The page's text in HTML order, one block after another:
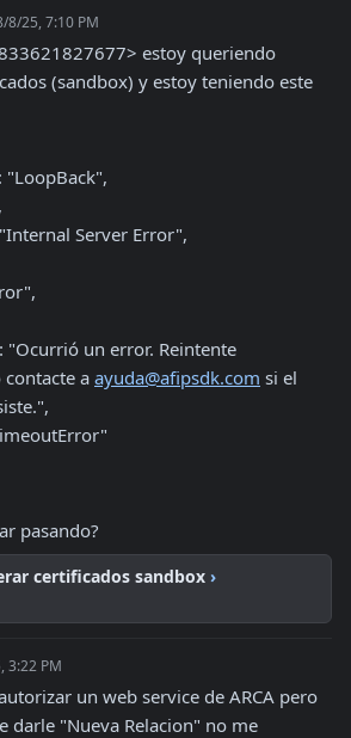
8/25, 7:10 PM
estoy queriendo
(sandbox) y estoy teniendo este
a ayuda@afipsdk.com si el
pasando?
certificados sandbox ›
3:22 PM
un web service de ARCA pero
darle "Nueva Relacion" no me